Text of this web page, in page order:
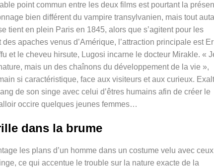
point commun entre les deux films est pourtant la
bien différent du vampire transylvanien, mais tout
tient en plein Paris en 1845, alors que s’agitent pour les
apaches venus d’Amérique, l’attraction principale est
et le cheveu hirsute, Lugosi incarne le docteur Mirakle. «
mais un des chaînons du développement de la vie »,
si caractéristique, face aux visiteurs et aux curieux.
de son singe avec celui d’êtres humains afin de créer le
occire quelques jeunes femmes…
dans la brume
les plans d’un homme dans un costume velu avec ceux
ce qui accentue le trouble sur la nature exacte de la